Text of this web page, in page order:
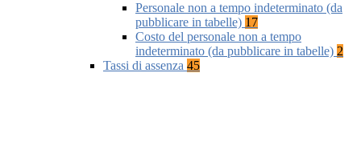
Personale non a tempo indeterminato (da
pubblicare in tabelle) 17
Costo del personale non a tempo
indeterminato (da pubblicare in tabelle) 2
Tassi di assenza 45